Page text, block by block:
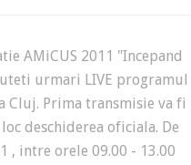
AMiCUS 2011 "Incepand
urmari LIVE programul
Cluj. Prima transmisie va fi
deschiderea oficiala. De
, intre orele 09.00 - 13.00